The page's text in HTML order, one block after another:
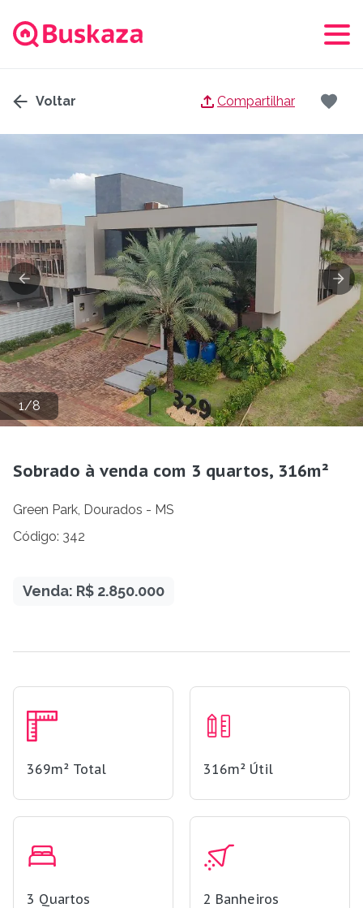
Voltar Compartilhar
1/8
Sobrado à venda com 3 quartos, 316m²
Green Park, Dourados - MS
Código: 342
Venda: R$ 2.850.000
369m² Total 316m² Útil
3 Quartos 2 Banheiros